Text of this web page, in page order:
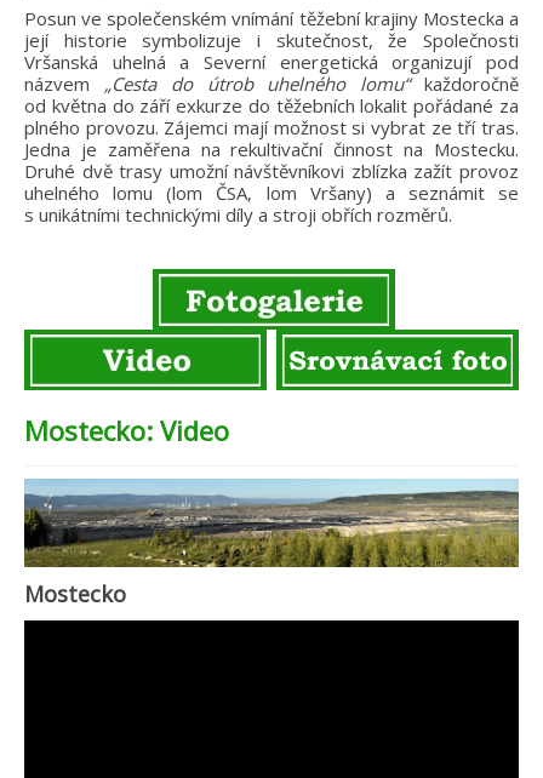
Posun ve společenském vnímání těžební krajiny Mostecka a
její historie symbolizuje i skutečnost, že Společnosti
Vršanská uhelná a Severní energetická organizují pod
názvem „Cesta do útrob uhelného lomu“každoročně
od května do září exkurze do těžebních lokalit pořádané za
plného provozu. Zájemci mají možnost si vybrat ze tří tras.
Jedna je zaměřena na rekultivační činnost na Mostecku.
Druhé dvě trasy umožní návštěvníkovi zblízka zažít provoz
uhelného lomu (lom ČSA, lom Vršany) a seznámit se
s unikátními technickými díly a stroji obřích rozměrů.
Mostecko: Video
Mostecko